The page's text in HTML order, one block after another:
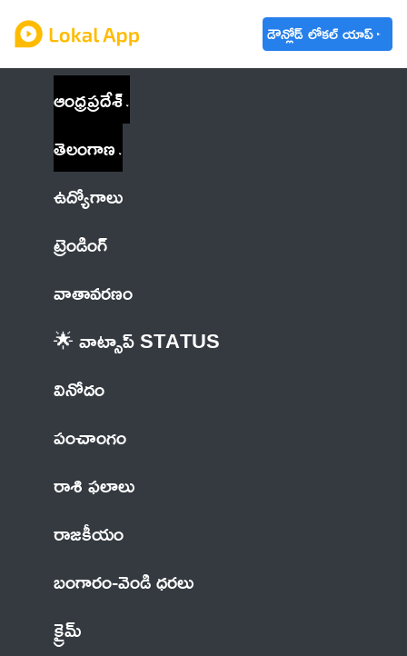
డౌన్లోడ్ లోకల్ యాప్
ఆంధ్రప్రదేశ్
తెలంగాణ
ఉద్యోగాలు
ట్రెండింగ్
వాతావరణం
🌟 వాట్సాప్ STATUS
వినోదం
పంచాంగం
రాశి ఫలాలు
రాజకీయం
బంగారం-వెండి ధరలు
క్రైమ్